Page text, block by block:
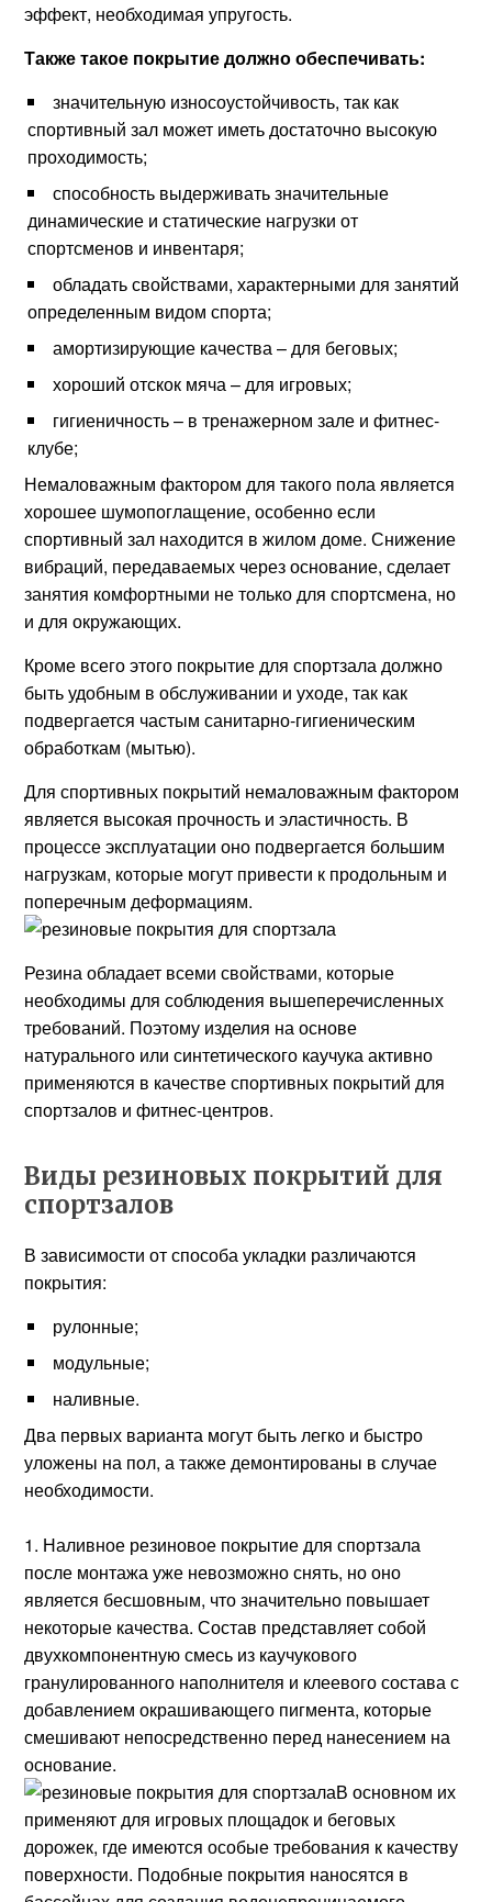
эффект, необходимая упругость.
Также такое покрытие должно обеспечивать:
значительную износоустойчивость, так как
спортивный зал может иметь достаточно высокую
проходимость;
способность выдерживать значительные
динамические и статические нагрузки от
спортсменов и инвентаря;
обладать свойствами, характерными для занятий
определенным видом спорта;
амортизирующие качества – для беговых;
хороший отскок мяча – для игровых;
гигиеничность – в тренажерном зале и фитнес-
клубе;
Немаловажным фактором для такого пола является
хорошее шумопоглащение, особенно если
спортивный зал находится в жилом доме. Снижение
вибраций, передаваемых через основание, сделает
занятия комфортными не только для спортсмена, но
и для окружающих.
Кроме всего этого покрытие для спортзала должно
быть удобным в обслуживании и уходе, так как
подвергается частым санитарно-гигиеническим
обработкам (мытью).
Для спортивных покрытий немаловажным фактором
является высокая прочность и эластичность. В
процессе эксплуатации оно подвергается большим
нагрузкам, которые могут привести к продольным и
поперечным деформациям.
Резина обладает всеми свойствами, которые
необходимы для соблюдения вышеперечисленных
требований. Поэтому изделия на основе
натурального или синтетического каучука активно
применяются в качестве спортивных покрытий для
спортзалов и фитнес-центров.
Виды резиновых покрытий для
спортзалов
В зависимости от способа укладки различаются
покрытия:
рулонные;
модульные;
наливные.
Два первых варианта могут быть легко и быстро
уложены на пол, а также демонтированы в случае
необходимости.
Наливное резиновое покрытие для спортзала
после монтажа уже невозможно снять, но оно
является бесшовным, что значительно повышает
некоторые качества. Состав представляет собой
двухкомпонентную смесь из каучукового
гранулированного наполнителя и клеевого состава с
добавлением окрашивающего пигмента, которые
смешивают непосредственно перед нанесением на
основание.
В основном их
применяют для игровых площадок и беговых
дорожек, где имеются особые требования к качеству
поверхности. Подобные покрытия наносятся в